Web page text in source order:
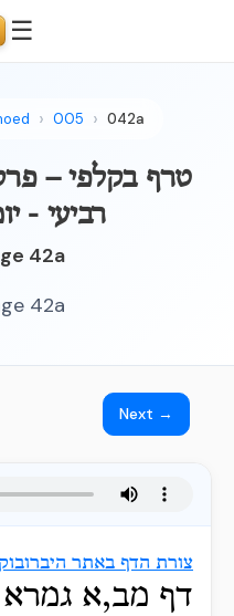
☰
005 042a
רביעי -
42a
42a
Next →
צורת הדף באתר
דף מב,א